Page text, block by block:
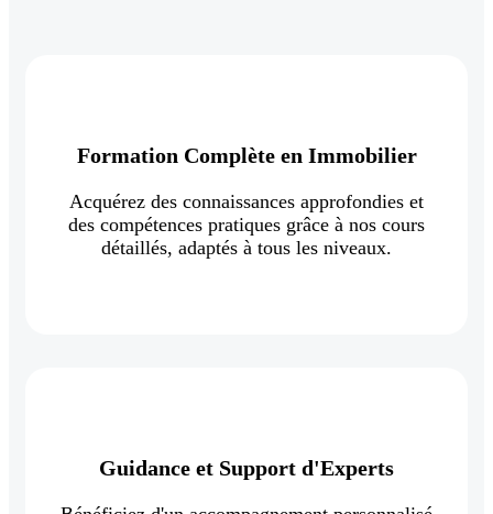
Formation Complète en Immobilier
Acquérez des connaissances approfondies et
des compétences pratiques grâce à nos cours
détaillés, adaptés à tous les niveaux.
Guidance et Support d'Experts